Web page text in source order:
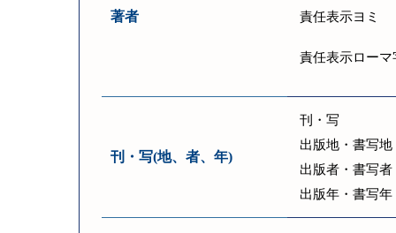
著者 責任表示ヨミ
責任表示ローマ
刊・写(地、者、年)
刊・写
出版地・書写地
出版者・書写者
出版年・書写年